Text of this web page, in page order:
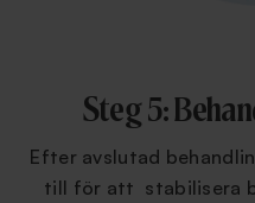
Steg 5:
Efter avslutad
till för att stabilisera